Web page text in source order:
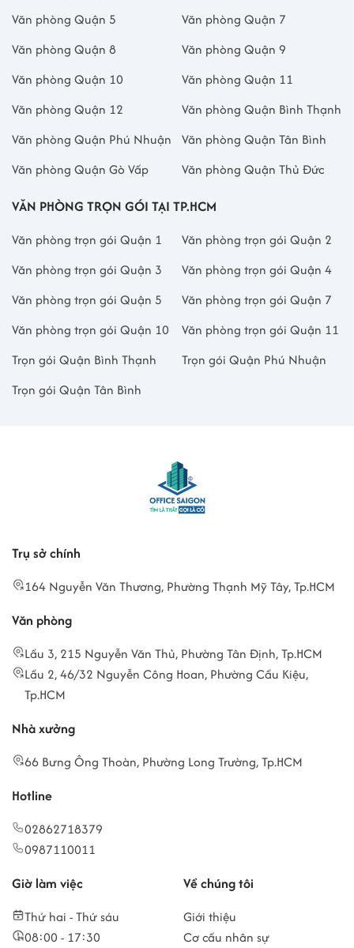
Văn phòng Quận 5
Văn phòng Quận 7
Văn phòng Quận 8
Văn phòng Quận 9
Văn phòng Quận 10
Văn phòng Quận 11
Văn phòng Quận 12
Văn phòng Quận Bình Thạnh
Văn phòng Quận Phú Nhuận
Văn phòng Quận Tân Bình
Văn phòng Quận Gò Vấp
Văn phòng Quận Thủ Đức
VĂN PHÒNG TRỌN GÓI TẠI TP.HCM
Văn phòng trọn gói Quận 1
Văn phòng trọn gói Quận 2
Văn phòng trọn gói Quận 3
Văn phòng trọn gói Quận 4
Văn phòng trọn gói Quận 5
Văn phòng trọn gói Quận 7
Văn phòng trọn gói Quận 10
Văn phòng trọn gói Quận 11
Trọn gói Quận Bình Thạnh
Trọn gói Quận Phú Nhuận
Trọn gói Quận Tân Bình
Trụ sở chính
164 Nguyễn Văn Thương, Phường Thạnh Mỹ Tây, Tp.HCM
Văn phòng
Lầu 3, 215 Nguyễn Văn Thủ, Phường Tân Định, Tp.HCM
Lầu 2, 46/32 Nguyễn Công Hoan, Phường Cầu Kiệu,
Tp.HCM
Nhà xưởng
66 Bưng Ông Thoàn, Phường Long Trường, Tp.HCM
Hotline
02862718379
0987110011
Giờ làm việc
Thứ hai - Thứ sáu
08:00 - 17:30
Về chúng tôi
Giới thiệu
Cơ cấu nhân sự